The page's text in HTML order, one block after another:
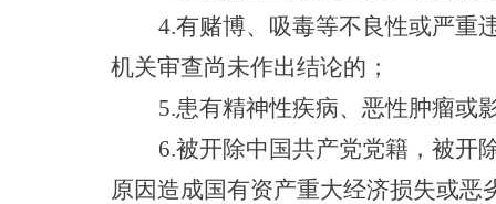
4.有赌博、吸毒等不良性或严重
机关审查尚未作出结论的；
5.患有精神性疾病、恶性肿瘤或
6.被开除中国共产党党籍，被开
原因造成国有资产重大经济损失或恶